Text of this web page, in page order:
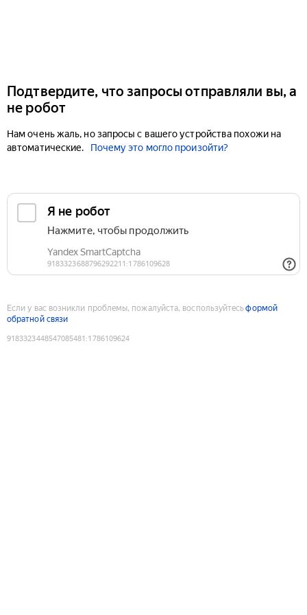
Подтвердите, что запросы отправляли вы, а
не робот
Нам очень жаль, но запросы с вашего устройства похожи на
автоматические.
Почему это могло произойти?
Если у вас возникли проблемы, пожалуйста, воспользуйтесьформой
обратной связи
9183323448547085481 :1786109624